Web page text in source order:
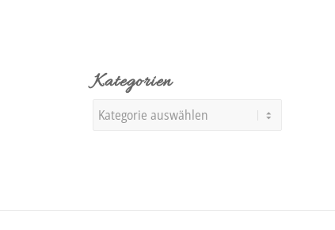
Kategorien
Kategorien